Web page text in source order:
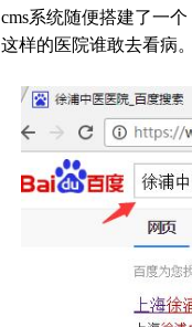
cms系统随便搭建了一
这样的医院谁敢去看病。